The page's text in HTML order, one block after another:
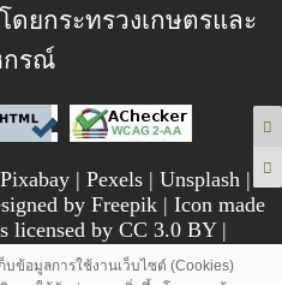
ยกระทรวงเกษตรและ
กรณ์
| Pexels | Unsplash |
by Freepik | Icon made
licensed by CC 3.0 BY |
บข้อมูลการใช้งานเว็บไซต์ (Cookies)